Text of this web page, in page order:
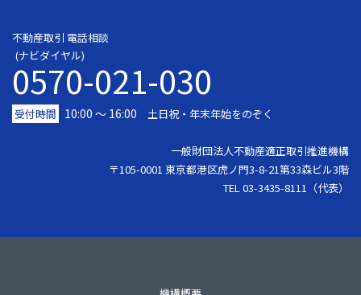
不動産取引 電話相談
(ナビダイヤル)
0570-021-030
受付時間 10:00 ～ 16:00 土日祝・年末年始をのぞく
一般財団法人不動産適正取引推進機構
〒105-0001 東京都港区虎ノ門3-8-21第33森ビル3階
TEL 03-3435-8111（代表）